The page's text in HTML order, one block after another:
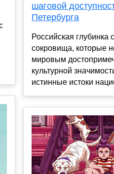
шаговой
Петербурга
Российская глубинка
сокровища, которые
мировым
культурной
истинные истоки